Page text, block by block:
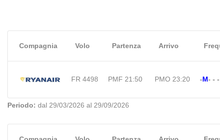
Compagnia Volo Partenza Arrivo
FR 4498 PMF 21:50 PMO 23:20 -M- - -
Periodo: dal 29/03/2026 al 29/09/2026